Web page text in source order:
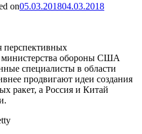
on05.03.201804.03.2018
перспективных
министерства обороны США
специалисты в области
продвигают идеи создания
ракет, а Россия и Китай